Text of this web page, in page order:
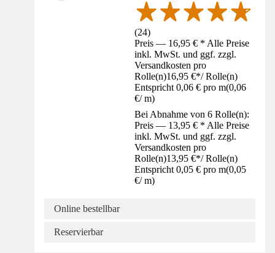
(24)
Preis — 16,95 € * Alle Preise
inkl. MwSt. und ggf. zzgl.
Versandkosten pro
Rolle(n)16,95 €*/ Rolle(n)
Entspricht 0,06 € pro m(0,06
€/ m)
Bei Abnahme von 6 Rolle(n):
Preis — 13,95 € * Alle Preise
inkl. MwSt. und ggf. zzgl.
Versandkosten pro
Rolle(n)13,95 €*/ Rolle(n)
Entspricht 0,05 € pro m(0,05
€/ m)
Online bestellbar
Reservierbar